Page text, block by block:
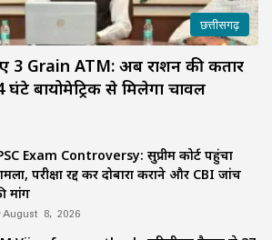
छत्तीसगढ़
3 Grain ATM: अब राशन की कतार
बायोमेट्रिक से मिलेगा चावल
Exam Controversy: सुप्रीम कोर्ट पहुंचा
परीक्षा रद्द कर दोबारा कराने और CBI जांच
मांग
August 8, 2026